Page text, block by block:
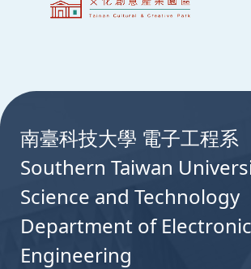
南臺科技大學 電子工程系
Southern Taiwan
Science and Technology
Department of Electronic
Engineering